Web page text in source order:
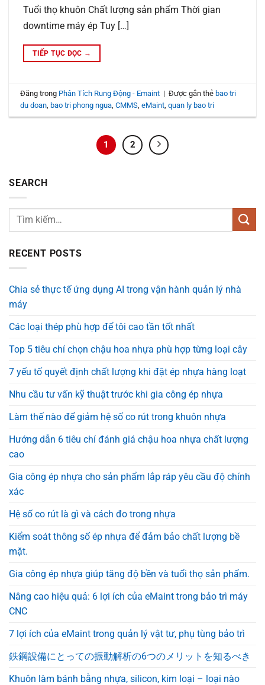
Tuổi thọ khuôn Chất lượng sản phẩm Thời gian
downtime máy ép Tuy […]
TIẾP TỤC ĐỌC →
Đăng trong Phân Tích Rung Động - Emaint | Được gắn thẻ bao tri
du doan, bao tri phong ngua,CMMS,eMaint,quan ly bao tri
1 2
SEARCH
RECENT POSTS
Chia sẻ thực tế ứng dụng AI trong vận hành quản lý nhà
máy
Các loại thép phù hợp để tôi cao tần tốt nhất
Top 5 tiêu chí chọn chậu hoa nhựa phù hợp từng loại cây
7 yếu tố quyết định chất lượng khi đặt ép nhựa hàng loạt
Nhu cầu tư vấn kỹ thuật trước khi gia công ép nhựa
Làm thế nào để giảm hệ số co rút trong khuôn nhựa
Hướng dẫn 6 tiêu chí đánh giá chậu hoa nhựa chất lượng
cao
Gia công ép nhựa cho sản phẩm lắp ráp yêu cầu độ chính
xác
Hệ số co rút là gì và cách đo trong nhựa
Kiểm soát thông số ép nhựa để đảm bảo chất lượng bề
mặt.
Gia công ép nhựa giúp tăng độ bền và tuổi thọ sản phẩm.
Nâng cao hiệu quả: 6 lợi ích của eMaint trong bảo trì máy
CNC
7 lợi ích của eMaint trong quản lý vật tư, phụ tùng bảo trì
鉄鋼設備にとっての振動解析の6つのメリットを知るべき
Khuôn làm bánh bằng nhựa, silicon, kim loại – loại nào